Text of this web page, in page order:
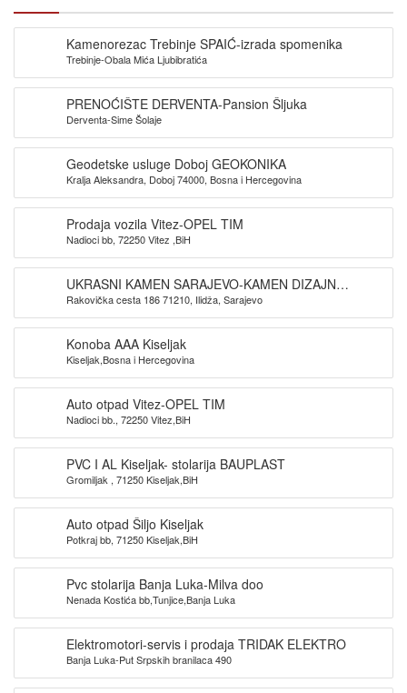
Kamenorezac Trebinje SPAIĆ-izrada spomenika
Trebinje-Obala Mića Ljubibratića
PRENOĆIŠTE DERVENTA-Pansion Šljuka
Derventa-Sime Šolaje
Geodetske usluge Doboj GEOKONIKA
Kralja Aleksandra, Doboj 74000, Bosna i Hercegovina
Prodaja vozila Vitez-OPEL TIM
Nadioci bb, 72250 Vitez ,BiH
UKRASNI KAMEN SARAJEVO-KAMEN DIZAJN
SARAJEVO
Rakovička cesta 186 71210, Ilidža, Sarajevo
Konoba AAA Kiseljak
Kiseljak,Bosna i Hercegovina
Auto otpad Vitez-OPEL TIM
Nadioci bb., 72250 Vitez,BiH
PVC I AL Kiseljak- stolarija BAUPLAST
Gromiljak , 71250 Kiseljak,BiH
Auto otpad Šiljo Kiseljak
Potkraj bb, 71250 Kiseljak,BiH
Pvc stolarija Banja Luka-Milva doo
Nenada Kostića bb,Tunjice,Banja Luka
Elektromotori-servis i prodaja TRIDAK ELEKTRO
Banja Luka-Put Srpskih branilaca 490